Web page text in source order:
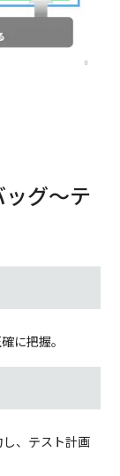
グ～テ
に把握。
、テスト計画